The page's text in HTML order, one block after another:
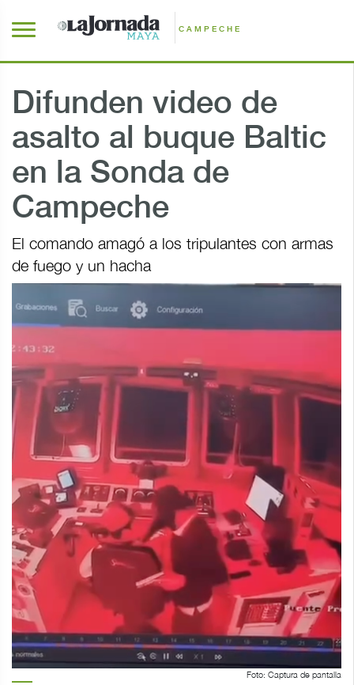
CAMPECHE
Difunden video de
asalto al buque Baltic
en la Sonda de
Campeche
El comando amagó a los tripulantes con armas
de fuego y un hacha
Foto: Captura de pantalla